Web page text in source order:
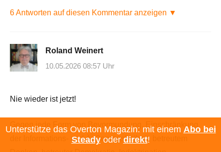
6 Antworten auf diesen Kommentar anzeigen ▼
Roland Weinert
10.05.2026 08:57 Uhr
Nie wieder ist jetzt!
Gegen jede Form von Bevormundung, Einschränkung
der Informations- und Äußerungsfreiheit, betreutem
Unterstütze das Overton Magazin: mit einem Abo bei
Steadyoder direkt!